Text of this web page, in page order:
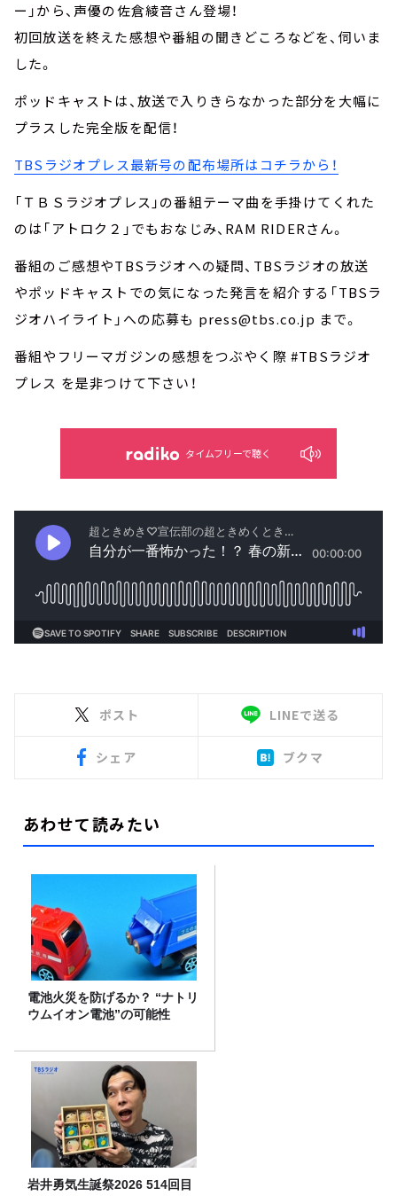
ー」から、声優の佐倉綾音さん登場！
初回放送を終えた感想や番組の聞きどころなどを、伺いま
した。
ポッドキャストは、放送で入りきらなかった部分を大幅に
プラスした完全版を配信！
TBSラジオプレス最新号の配布場所はコチラから！
「ＴＢＳラジオプレス」の番組テーマ曲を手掛けてくれた
のは「アトロク２」でもおなじみ、RAM RIDERさん。
番組のご感想やTBSラジオへの疑問、TBSラジオの放送
やポッドキャストでの気になった発言を紹介する「TBSラ
ジオハイライト」への応募も press@tbs.co.jp まで。
番組やフリーマガジンの感想をつぶやく際 #TBSラジオ
プレス を是非つけて下さい！
タイムフリーで聴く
ポスト LINEで送る
シェア ブクマ
あわせて読みたい
電池火災を防げるか？ “ナトリ
ウムイオン電池”の可能性
岩井勇気生誕祭2026 514回目